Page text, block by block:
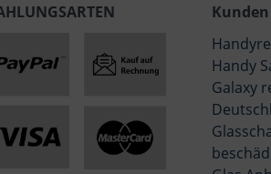
Handy
Galaxy